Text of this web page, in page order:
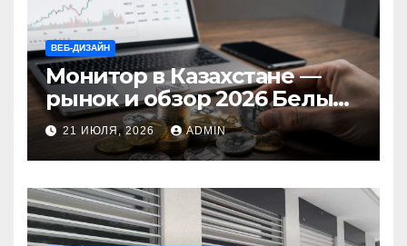
ВЕБ-ДИЗАЙН
Монитор в Казахстане —
рынок и обзор 2026 Белый
Ветер Shop.kz
21 ИЮЛЯ, 2026 ADMIN